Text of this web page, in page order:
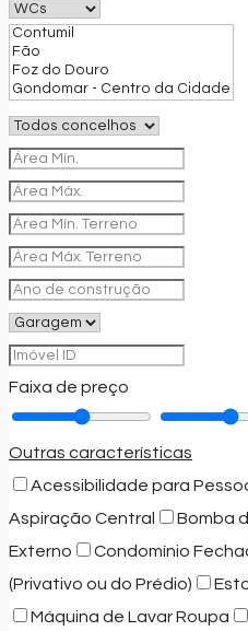
Faixa de preço
Outras características
Acessibilidade para
Aspiração Central
Bomba
Externo
Condomínio
(Privativo ou do Prédio)
Máquina de Lavar Roupa